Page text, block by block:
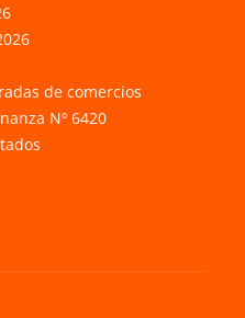
de comercios
Nº 6420